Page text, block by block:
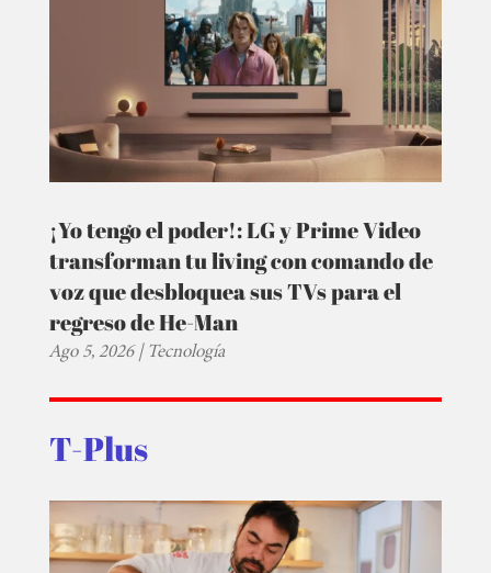
¡Yo tengo el poder!: LG y Prime Video
transforman tu living con comando de
voz que desbloquea sus TVs para el
regreso de He-Man
Ago 5, 2026|Tecnología
T-Plus